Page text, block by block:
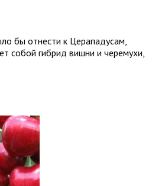
бы отнести к Церападусам,
собой гибрид вишни и черемухи,